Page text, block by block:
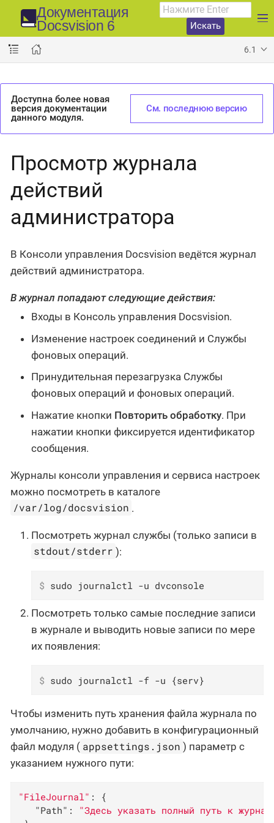
Документация
Docsvision 6
Искать
6.1
Доступна более новая
версия документации
данного модуля.
См. последнюю версию
Просмотр журнала
действий
администратора
В Консоли управления Docsvision ведётся журнал
действий администратора.
В журнал попадают следующие действия:
Входы в Консоль управления Docsvision.
Изменение настроек соединений и Службы
фоновых операций.
Принудительная перезагрузка Службы
фоновых операций и фоновых операций.
Нажатие кнопки Повторить обработку. При
нажатии кнопки фиксируется идентификатор
сообщения.
Журналы консоли управления и сервиса настроек
можно посмотреть в каталоге
/var/log/docsvision .
Посмотреть журнал службы (только записи в
stdout/stderr ):
$ sudo journalctl -u dvconsole
Посмотреть только самые последние записи
в журнале и выводить новые записи по мере
их появления:
$ sudo journalctl -f -u {serv}
Чтобы изменить путь хранения файла журнала по
умолчанию, нужно добавить в конфигурационный
файл модуля ( appsettings.json ) параметр с
указанием нужного пути:
"FileJournal" : {
"Path" : "Здесь указать полный путь к